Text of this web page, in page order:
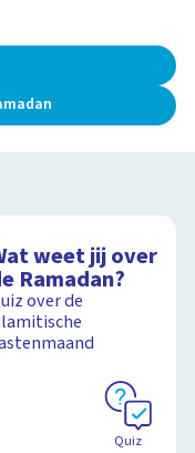
weet jij over
Ramadan?
over de
Quiz